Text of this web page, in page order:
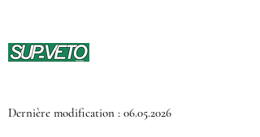
Dernière modification : 06.05.2026